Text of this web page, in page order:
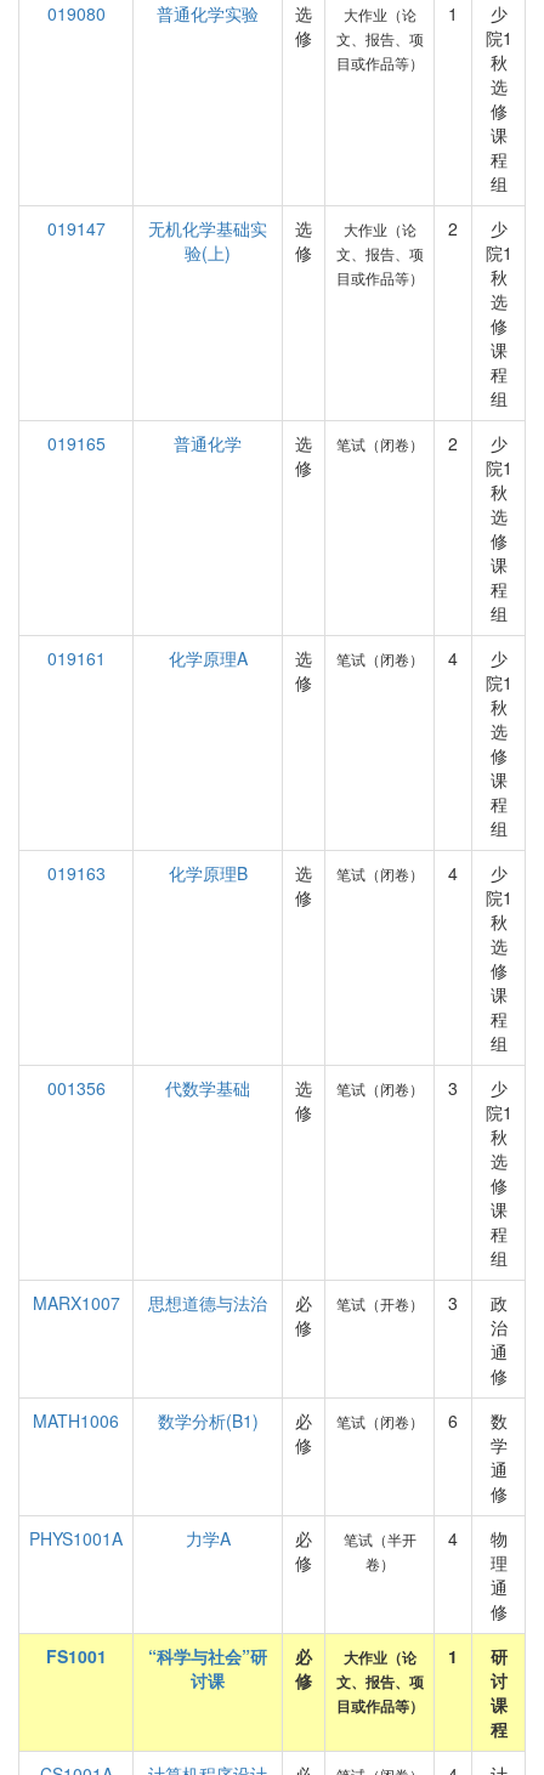
019080
普通化学实验
选
修
大作业（论
文、报告、项
目或作品等）
1
少
院1
秋
选
修
课
程
组
019147
无机化学基础实
验(上)
选
修
大作业（论
文、报告、项
目或作品等）
2
少
院1
秋
选
修
课
程
组
019165
普通化学
选
修
笔试（闭卷） 2
少
院1
秋
选
修
课
程
组
019161
化学原理A
选
修
笔试（闭卷） 4
少
院1
秋
选
修
课
程
组
019163
化学原理B
选
修
笔试（闭卷） 4
少
院1
秋
选
修
课
程
组
001356
代数学基础
选
修
笔试（闭卷） 3
少
院1
秋
选
修
课
程
组
MARX1007
思想道德与法治
必
修
笔试（开卷） 3
政
治
通
修
MATH1006
数学分析(B1)
必
修
笔试（闭卷） 6
数
学
通
修
PHYS1001A
力学A
必
修
笔试（半开
卷）
4
物
理
通
修
FS1001
“科学与社会”研
讨课
必
修
大作业（论
文、报告、项
目或作品等）
1
研
讨
课
程